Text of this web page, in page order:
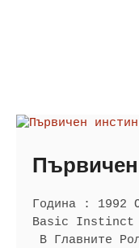
Първичен
Година : 1992
Basic Instinct
В Главните